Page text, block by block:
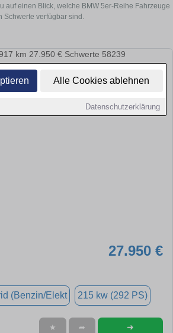
Alle Cookies ablehnen
Datenschutzerklärung
auf einen Blick, welche BMW 5er-Reihe Fahrzeuge
Schwerte verfügbar sind.
27.950 €
(Benzin/Elekt 215 kw (292 PS)
★ ➦ ➜